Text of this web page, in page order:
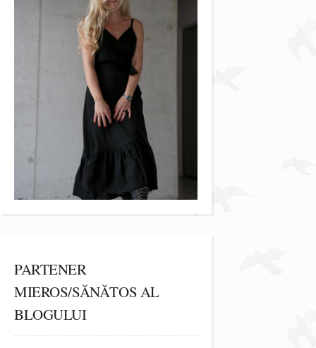
PARTENER
MIEROS/SĂNĂTOS AL
BLOGULUI